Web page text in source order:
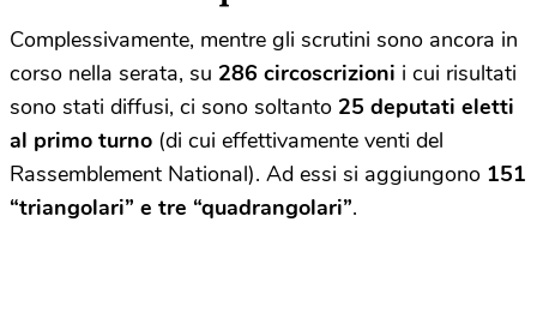
Complessivamente, mentre gli scrutini sono ancora in
corso nella serata, su 286 circoscrizioni i cui risultati
sono stati diffusi, ci sono soltanto 25 deputati eletti
al primo turno (di cui effettivamente venti del
Rassemblement National). Ad essi si aggiungono 151
“triangolari” e tre “quadrangolari”.